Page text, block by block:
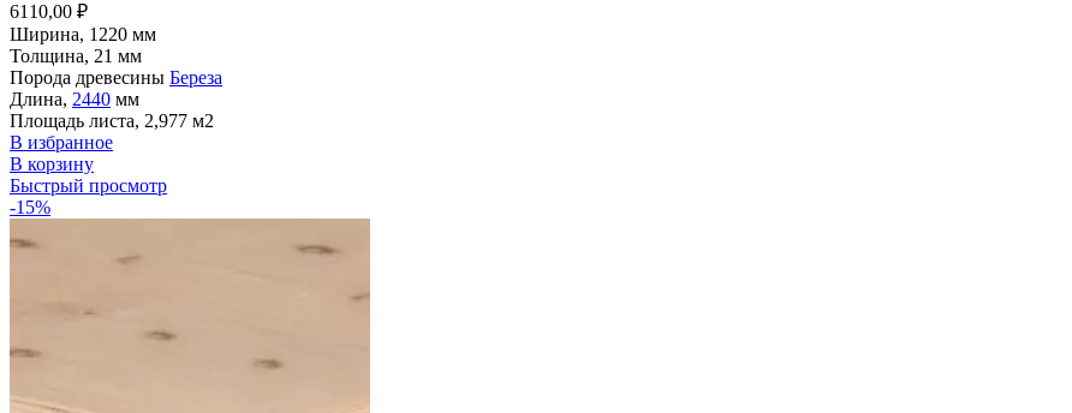
6110,00 ₽
Ширина, 1220 мм
Толщина, 21 мм
Порода древесины Береза
Длина, 2440 мм
Площадь листа, 2,977 м2
В избранное
В корзину
Быстрый просмотр
-15%